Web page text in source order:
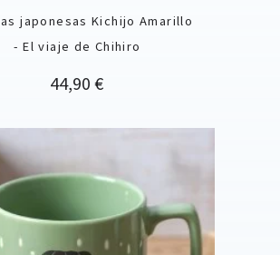
japonesas Kichijo Amarillo
- El viaje de Chihiro
Precio
44,90 €